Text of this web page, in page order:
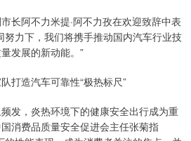
长阿不力米提·阿不力孜在欢迎致辞中表
努力下，我们将携手推动国内汽车行业技
发展的新动能。”
打造汽车可靠性“极热标尺”
发，炎热环境下的健康安全出行成为重
消费品质量安全促进会主任张菊指